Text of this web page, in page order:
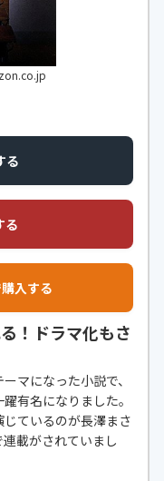
る
る
入する
！ドラマ化もさ
マになった小説で、
有名になりました。
ているのが長澤まさ
載がされていまし